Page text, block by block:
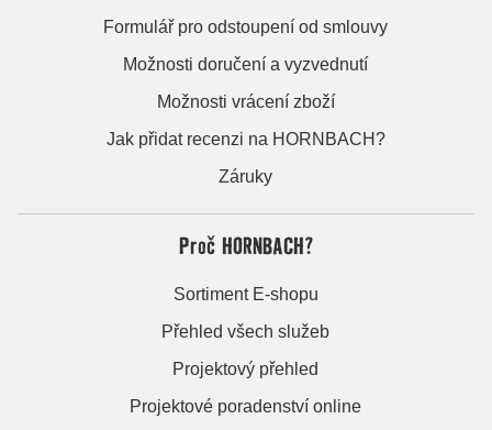
Formulář pro odstoupení od smlouvy
Možnosti doručení a vyzvednutí
Možnosti vrácení zboží
Jak přidat recenzi na HORNBACH?
Záruky
Proč HORNBACH?
Sortiment E-shopu
Přehled všech služeb
Projektový přehled
Projektové poradenství online